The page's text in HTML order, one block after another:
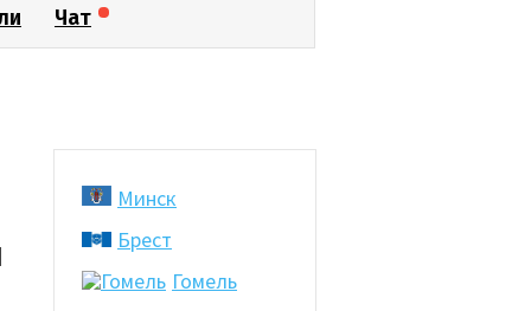
Чат
Минск
Брест
Гомель